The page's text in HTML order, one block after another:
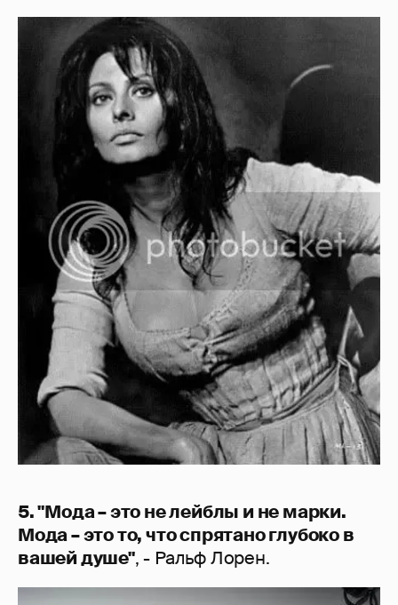
5. "Мода – это не лейблы и не марки.
Мода – это то, что спрятано глубоко в
вашей душе", - Ральф Лорен.